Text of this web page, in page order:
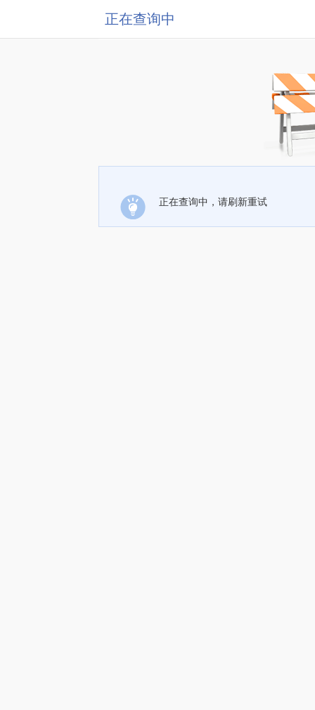
正在查询中
正在查询中，请刷新重试